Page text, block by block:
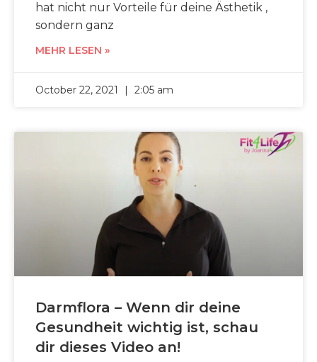
hat nicht nur Vorteile für deine Ästhetik ,
sondern ganz
MEHR LESEN »
October 22, 2021 2:05 am
Darmflora – Wenn dir deine
Gesundheit wichtig ist, schau
dir dieses Video an!